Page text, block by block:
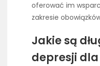
oferować im
zakresie
Jakie są
depresji